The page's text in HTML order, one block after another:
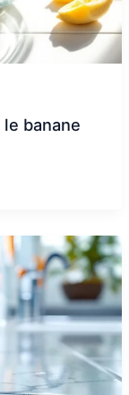
banane